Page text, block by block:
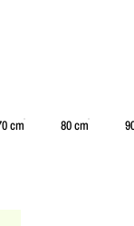
cm 80 cm